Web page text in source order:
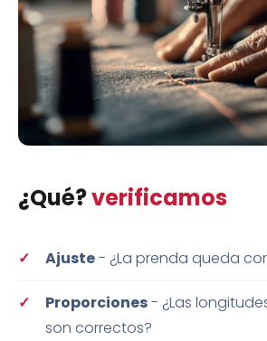
¿Qué?verificamos
Ajuste- ¿La prenda queda
Proporciones- ¿Las
son correctos?